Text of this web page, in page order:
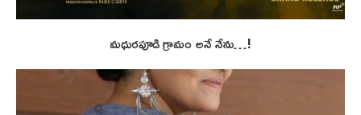
మధురపూడి గ్రామం అనే నేను…!